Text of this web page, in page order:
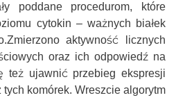
poddane procedurom, które
cytokin – ważnych białek
aktywność licznych
oraz ich odpowiedź na
też ujawnić przebieg ekspresji
komórek. Wreszcie algorytm